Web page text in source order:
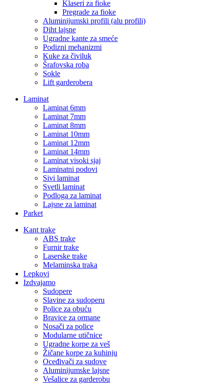
Klaseri za fioke
Pregrade za fioke
Aluminijumski profili (alu profili)
Diht lajsne
Ugradne kante za smeće
Podizni mehanizmi
Kuke za čiviluk
Šrafovska roba
Sokle
Lift garderobera
Laminat
Laminat 6mm
Laminat 7mm
Laminat 8mm
Laminat 10mm
Laminat 12mm
Laminat 14mm
Laminat visoki sjaj
Laminatni podovi
Sivi laminat
Svetli laminat
Podloga za laminat
Lajsne za laminat
Parket
Kant trake
ABS trake
Furnir trake
Laserske trake
Melaminska traka
Lepkovi
Izdvajamo
Sudopere
Slavine za sudoperu
Police za obuću
Bravice za ormane
Nosači za police
Modularne utičnice
Ugradne korpe za veš
Žičane korpe za kuhinju
Oceđivači za sudove
Aluminijumske lajsne
Vešalice za garderobu